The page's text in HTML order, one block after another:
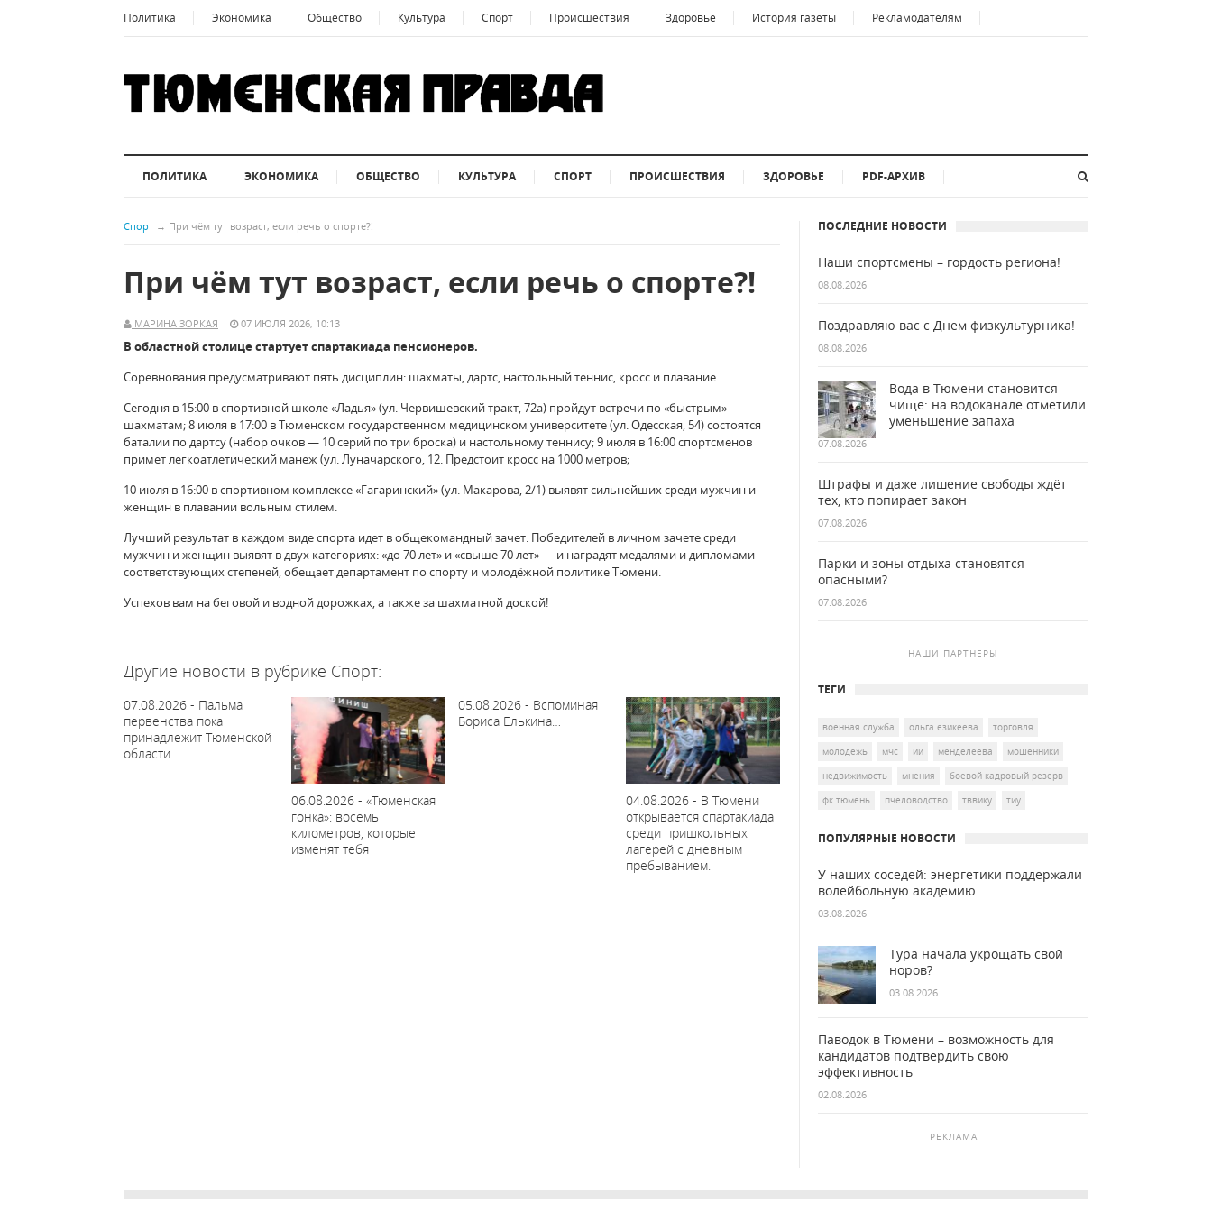
Политика Экономика Общество Культура Спорт Происшествия Здоровье История газеты Рекламодателям
ПОЛИТИКА ЭКОНОМИКА ОБЩЕСТВО КУЛЬТУРА СПОРТ ПРОИСШЕСТВИЯ ЗДОРОВЬЕ PDF-АРХИВ
Спорт → При чём тут возраст, если речь о спорте?!
При чём тут возраст, если речь о спорте?!
МАРИНА ЗОРКАЯ 07 ИЮЛЯ 2026, 10:13
В областной столице стартует спартакиада пенсионеров.
Соревнования предусматривают пять дисциплин: шахматы, дартс, настольный теннис, кросс и плавание.
Сегодня в 15:00 в спортивной школе «Ладья» (ул. Червишевский тракт, 72а) пройдут встречи по «быстрым»
шахматам; 8 июля в 17:00 в Тюменском государственном медицинском университете (ул. Одесская, 54) состоятся
баталии по дартсу (набор очков — 10 серий по три броска) и настольному теннису; 9 июля в 16:00 спортсменов
примет легкоатлетический манеж (ул. Луначарского, 12. Предстоит кросс на 1000 метров;
10 июля в 16:00 в спортивном комплексе «Гагаринский» (ул. Макарова, 2/1) выявят сильнейших среди мужчин и
женщин в плавании вольным стилем.
Лучший результат в каждом виде спорта идет в общекомандный зачет. Победителей в личном зачете среди
мужчин и женщин выявят в двух категориях: «до 70 лет» и «свыше 70 лет» — и наградят медалями и дипломами
соответствующих степеней, обещает департамент по спорту и молодёжной политике Тюмени.
Успехов вам на беговой и водной дорожках, а также за шахматной доской!
Другие новости в рубрике Спорт:
07.08.2026 - Пальма
первенства пока
принадлежит Тюменской
области
06.08.2026 - «Тюменская
гонка»: восемь
километров, которые
изменят тебя
05.08.2026 - Вспоминая
Бориса Елькина…
04.08.2026 - В Тюмени
открывается спартакиада
среди пришкольных
лагерей с дневным
пребыванием.
ПОСЛЕДНИЕ НОВОСТИ
Наши спортсмены – гордость региона!
08.08.2026
Поздравляю вас с Днем физкультурника!
08.08.2026
Вода в Тюмени становится
чище: на водоканале отметили
уменьшение запаха
07.08.2026
Штрафы и даже лишение свободы ждёт
тех, кто попирает закон
07.08.2026
Парки и зоны отдыха становятся
опасными?
07.08.2026
НАШИ ПАРТНЕРЫ
ТЕГИ
военная служба ольга езикеева
торговля
молодежь
мчс ии менделеева
мошенники
недвижимость
мнения
боевой кадровый резерв
фк тюмень
пчеловодство тввику тиу
ПОПУЛЯРНЫЕ НОВОСТИ
У наших соседей: энергетики поддержали
волейбольную академию
03.08.2026
Тура начала укрощать свой
норов?
03.08.2026
Паводок в Тюмени – возможность для
кандидатов подтвердить свою
эффективность
02.08.2026
РЕКЛАМА